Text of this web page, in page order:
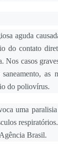
aguda
do contato
Nos casos
as
do poliovírus.
uma
Brasil.